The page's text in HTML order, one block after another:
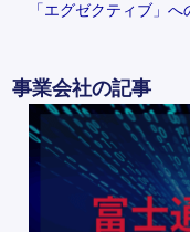
「エグゼクティブ」
事業会社の記事